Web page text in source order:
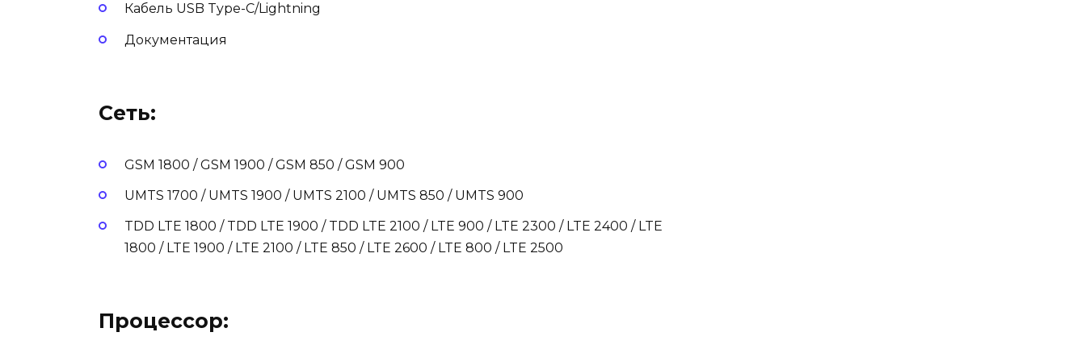
Кабель USB Type-C/Lightning
Документация
Сеть:
GSM 1800 / GSM 1900 / GSM 850 / GSM 900
UMTS 1700 / UMTS 1900 / UMTS 2100 / UMTS 850 / UMTS 900
TDD LTE 1800 / TDD LTE 1900 / TDD LTE 2100 / LTE 900 / LTE 2300 / LTE 2400 / LTE
1800 / LTE 1900 / LTE 2100 / LTE 850 / LTE 2600 / LTE 800 / LTE 2500
Процессор: